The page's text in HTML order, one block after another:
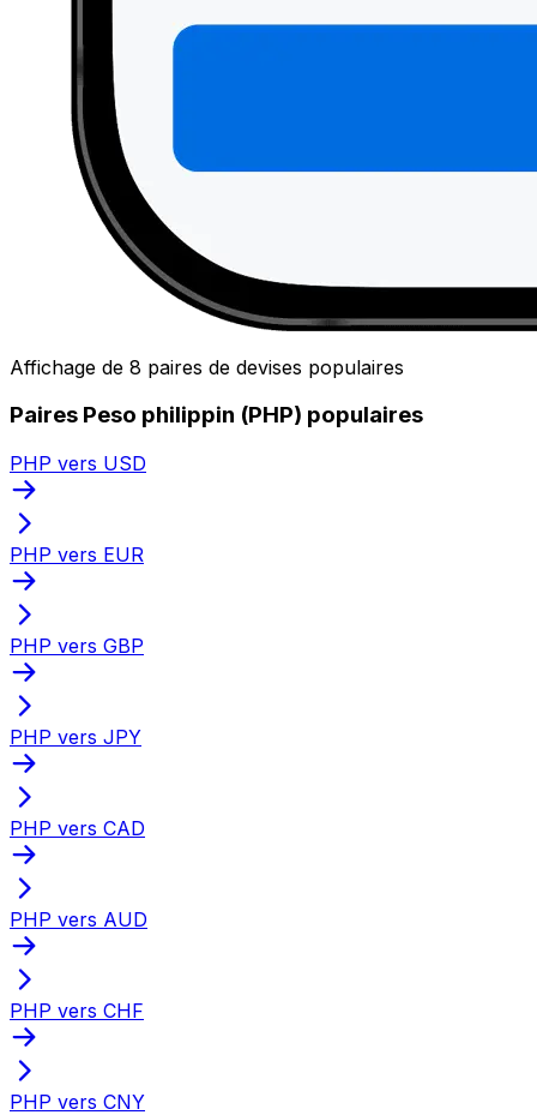
Affichage de 8 paires de devises populaires
Paires Peso philippin (PHP) populaires
PHP vers USD
PHP vers EUR
PHP vers GBP
PHP vers JPY
PHP vers CAD
PHP vers AUD
PHP vers CHF
PHP vers CNY